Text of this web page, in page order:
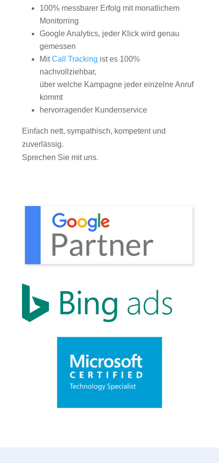
100% messbarer Erfolg mit monatlichem
Monitorring
Google Analytics, jeder Klick wird genau
gemessen
MitCall Tracking ist es 100%
nachvollziehbar,
über welche Kampagne jeder einzelne Anruf
kommt
hervorragender Kundenservice
Einfach nett, sympathisch, kompetent und
zuverlässig.
Sprechen Sie mit uns.